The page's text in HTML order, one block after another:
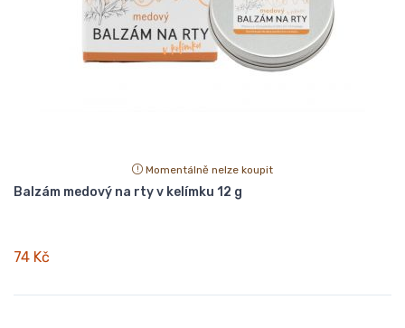
Momentálně nelze koupit
Balzám medový na rty v kelímku 12 g
74 Kč